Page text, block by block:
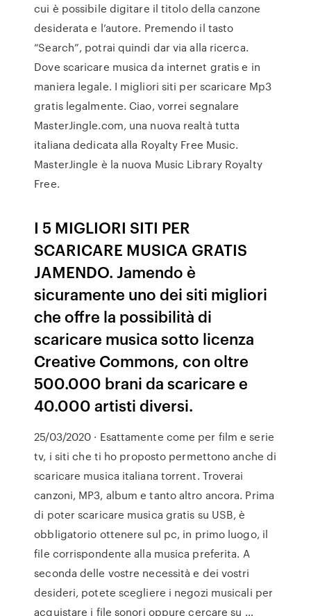
cui è possibile digitare il titolo della canzone
desiderata e l’autore. Premendo il tasto
“Search”, potrai quindi dar via alla ricerca.
Dove scaricare musica da internet gratis e in
maniera legale. I migliori siti per scaricare Mp3
gratis legalmente. Ciao, vorrei segnalare
MasterJingle.com, una nuova realtà tutta
italiana dedicata alla Royalty Free Music.
MasterJingle è la nuova Music Library Royalty
Free.
I 5 MIGLIORI SITI PER
SCARICARE MUSICA GRATIS
JAMENDO. Jamendo è
sicuramente uno dei siti migliori
che offre la possibilità di
scaricare musica sotto licenza
Creative Commons, con oltre
500.000 brani da scaricare e
40.000 artisti diversi.
25/03/2020 · Esattamente come per film e serie
tv, i siti che ti ho proposto permettono anche di
scaricare musica italiana torrent. Troverai
canzoni, MP3, album e tanto altro ancora. Prima
di poter scaricare musica gratis su USB, è
obbligatorio ottenere sul pc, in primo luogo, il
file corrispondente alla musica preferita. A
seconda delle vostre necessità e dei vostri
desideri, potete scegliere i negozi musicali per
acquistare i file sonori oppure cercare su …